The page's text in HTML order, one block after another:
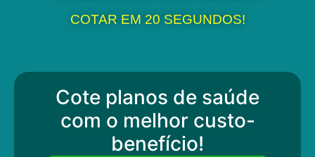
COTAR EM 20 SEGUNDOS!
Cote planos de saúde
com o melhor custo-
benefício!